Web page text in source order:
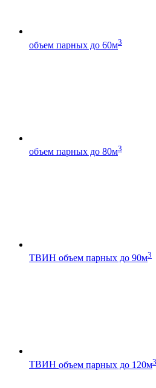
объем парных до 60м3
объем парных до 80м3
ТВИН объем парных до 90м3
ТВИН объем парных до 120м3